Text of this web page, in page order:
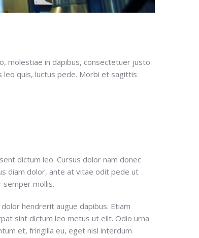
molestiae in dapibus, consectetuer justo
leo quis, luctus pede. Morbi et sagittis
dictum leo. Cursus dolor nam donec
diam dolor, ante at vitae odit pede ut
semper mollis.
hendrerit augue dapibus. Etiam
sint dictum leo metus ut elit. Odio urna
et, fringilla eu, eget nisl interdum